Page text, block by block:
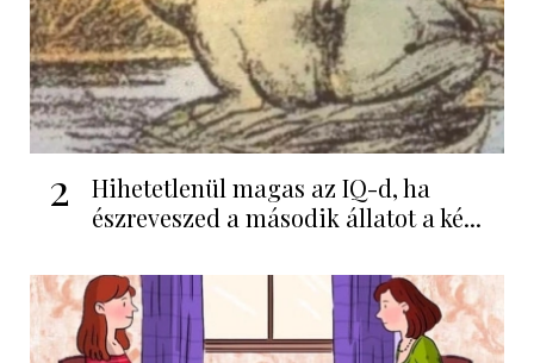
2
Hihetetlenül magas az IQ-d, ha
észreveszed a második állatot a ké...